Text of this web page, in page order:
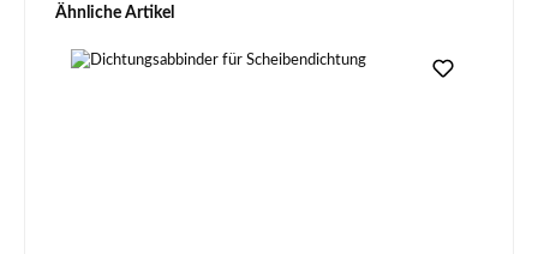
Produktgalerie überspringen
Ähnliche Artikel